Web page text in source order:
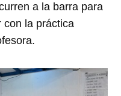
a la barra para
con la práctica